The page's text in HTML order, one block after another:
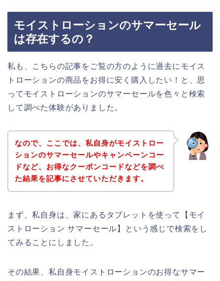
モイストローションのサマーセール
は存在するの？
私も、こちらの記事をご覧の方のように過去にモイス
トローションの商品をお得に安く購入したい！と、思
ってモイストローションのサマーセールを色々と検索
して調べた体験がありました。
なので、ここでは、私自身がモイストロー
ションのサマーセールやキャンペーンコー
ドなど、お得なクーポンコードなどを調べ
た結果を記事にさせていただきます。
まず、私自身は、家にあるタブレットを使って【モイ
ストローション サマーセール】という感じで検索をし
てみることにしました。
その結果、私自身モイストローションのお得なサマー